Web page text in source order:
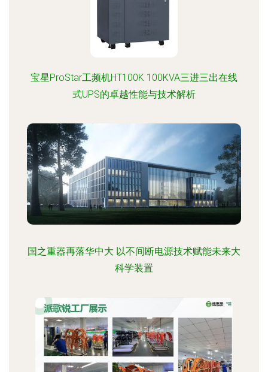
宝星ProStar工频机HT100K 100KVA三进三出在线
式UPS的卓越性能与技术解析
国之重器再落华中大 以不间断电源技术赋能未来大
科学装置